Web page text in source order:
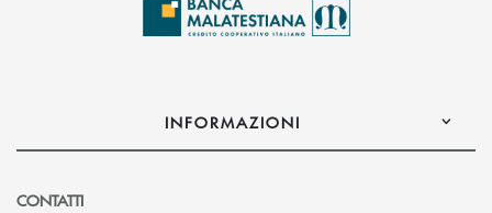
INFORMAZIONI
CONTATTI